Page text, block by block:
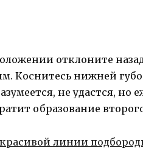
отклоните
Коснитесь нижней
не удастся,
образование